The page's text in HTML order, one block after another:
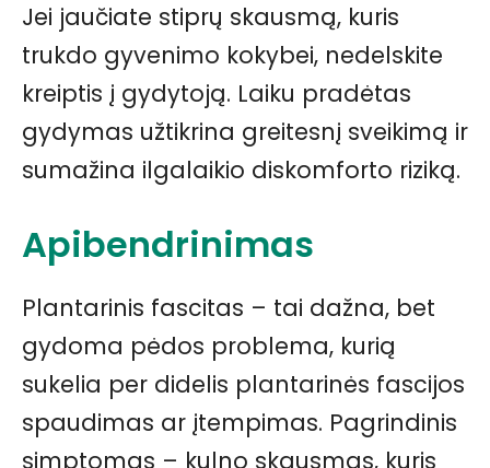
Jei jaučiate stiprų skausmą, kuris
trukdo gyvenimo kokybei, nedelskite
kreiptis į gydytoją. Laiku pradėtas
gydymas užtikrina greitesnį sveikimą ir
sumažina ilgalaikio diskomforto riziką.
Apibendrinimas
Plantarinis fascitas – tai dažna, bet
gydoma pėdos problema, kurią
sukelia per didelis plantarinės fascijos
spaudimas ar įtempimas. Pagrindinis
simptomas – kulno skausmas, kuris